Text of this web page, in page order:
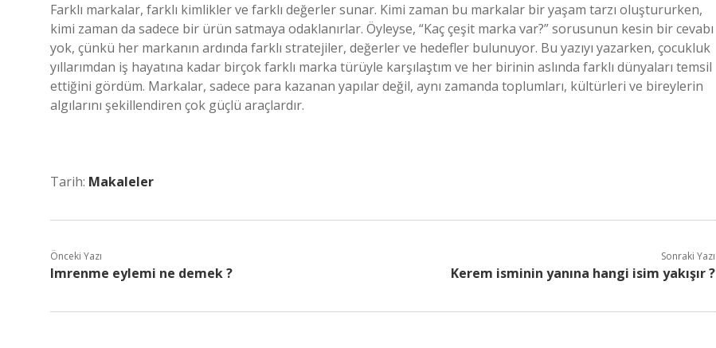
Farklı markalar, farklı kimlikler ve farklı değerler sunar. Kimi zaman bu markalar bir yaşam tarzı oluştururken,
kimi zaman da sadece bir ürün satmaya odaklanırlar. Öyleyse, “Kaç çeşit marka var?” sorusunun kesin bir cevabı
yok, çünkü her markanın ardında farklı stratejiler, değerler ve hedefler bulunuyor. Bu yazıyı yazarken, çocukluk
yıllarımdan iş hayatına kadar birçok farklı marka türüyle karşılaştım ve her birinin aslında farklı dünyaları temsil
ettiğini gördüm. Markalar, sadece para kazanan yapılar değil, aynı zamanda toplumları, kültürleri ve bireylerin
algılarını şekillendiren çok güçlü araçlardır.
Tarih: Makaleler
Önceki Yazı
Imrenme eylemi ne demek ?
Sonraki Yazı
Kerem isminin yanına hangi isim yakışır ?